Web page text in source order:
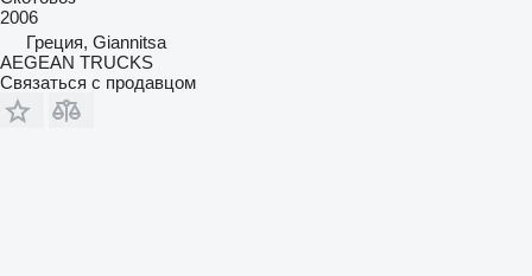
2006
Греция, Giannitsa
AEGEAN TRUCKS
Связаться с продавцом